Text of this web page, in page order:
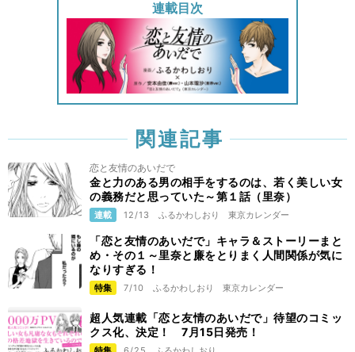
連載目次
関連記事
恋と友情のあいだで
金と力のある男の相手をするのは、若く美しい女
の義務だと思っていた～第１話（里奈）
連載 12/13 ふるかわしおり 東京カレンダー
「恋と友情のあいだで」キャラ＆ストーリーまと
め・その１～里奈と廉をとりまく人間関係が気に
なりすぎる！
特集 7/10 ふるかわしおり 東京カレンダー
超人気連載「恋と友情のあいだで」待望のコミッ
クス化、決定！ 7月15日発売！